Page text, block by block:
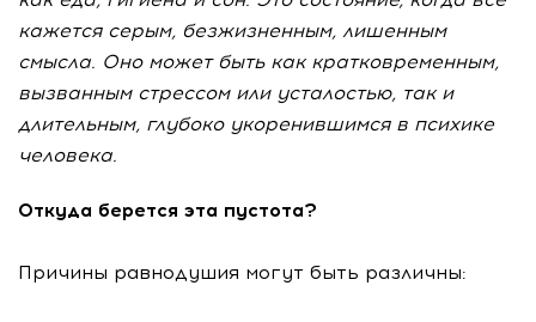
кажется серым, безжизненным, лишенным
смысла. Оно может быть как кратковременным,
вызванным стрессом или усталостью, так и
длительным, глубоко укоренившимся в психике
человека.
Откуда берется эта пустота?
Причины равнодушия могут быть различны: